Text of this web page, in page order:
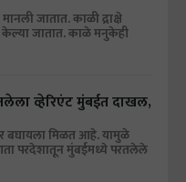
जातात. काळी द्राक्षे
केल्या जातात. काळे मनुकेही
व्हेरिएंट मुंबईत दाखल,
बघायला मिळत आहे. यामुळे
परदेशातून मुंबईमध्ये परतलेले